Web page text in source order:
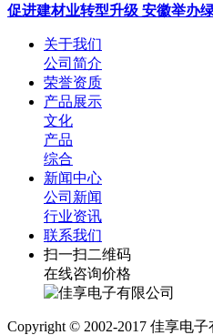
促进建材业转型升级 安徽举办
关于我们
公司简介
荣誉资质
产品展示
文化
产品
综合
新闻中心
公司新闻
行业资讯
联系我们
扫一扫二维码
在线咨询价格
Copyright © 2002-2017 佳享电